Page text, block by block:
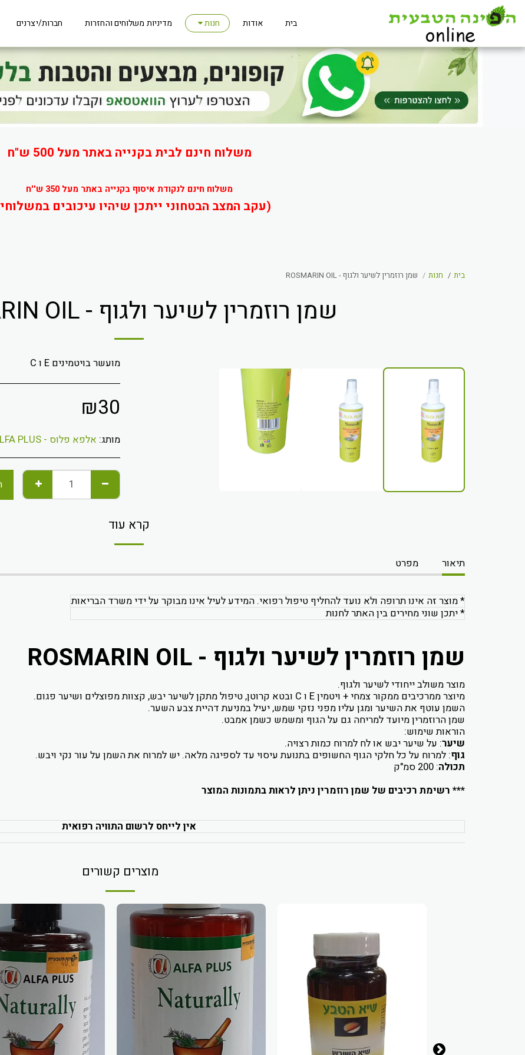
משלוח חינם לבית בקנייה באתר מעל 500 ש"ח
משלוח חינם לנקודת איסוף בקנייה באתר מעל 350 ש''ח
(עקב המצב הבטחוני ייתכן שיהיו עיכובים
בית אודות חנות מדיניות משלוחים והחזרות חברות/יצרנים
בית חנות שמן רוזמרין לשיער ולגוף - ROSMARIN OIL
שמן רוזמרין לשיער ולגוף - ROSMARIN OIL
מועשר בויטמינים E ו C
₪30
מותג: אלפא פלוס - ALFA PLUS
קרא עוד
תיאור מפרט
* מוצר זה אינו תרופה ולא נועד להחליף טיפול רפואי. המידע לעיל אינו מבוקר על ידי משרד הבריאות
* יתכן שוני מחירים בין האתר לחנות
שמן רוזמרין לשיער ולגוף - ROSMARIN OIL
מוצר משולב ייחודי לשיער ולגוף.
מיוצר ממרכיבים ממקור צמחי + ויטמין E ו C ובטא קרוטן, טיפול מתקן לשיער יבש, קצוות מפוצלים ושיער פגום.
השמן עוטף את השיער ומגן עליו מפני נזקי שמש, יעיל במניעת דהיית צבע השער.
שמן הרוזמרין מיועד למריחה גם על הגוף ומשמש כשמן אמבט.
הוראות שימוש:
שיער: על שיער יבש או לח למרוח כמות רצויה.
גוף: למרוח על כל חלקי הגוף החשופים בתנועת עיסוי עד לספיגה מלאה. יש למרוח את השמן על עור נקי ויבש.
תכולה: 200 סמ"ק
*** רשימת רכיבים של שמן רוזמרין ניתן לראות בתמונות המוצר
אין לייחס לרשום התוויה רפואית
מוצרים קשורים